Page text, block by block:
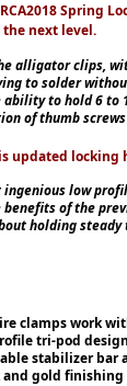
RCA2018 Spring
next level.
alligator clips,
to solder
to hold 6 to
of thumb
updated locking
low
benefits of the
holding steady
clamps work
tri-pod
stabilizer bar
and gold finishing